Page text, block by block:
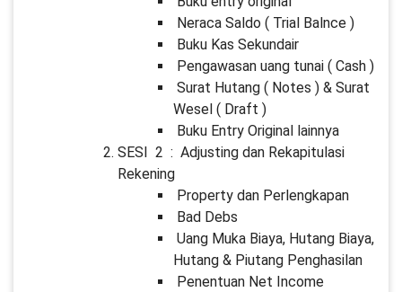
Neraca Saldo ( Trial Balnce )
Buku Kas Sekundair
Pengawasan uang tunai ( Cash )
Surat Hutang ( Notes ) & Surat
Wesel ( Draft )
Buku Entry Original lainnya
SESI 2 : Adjusting dan Rekapitulasi
Rekening
Property dan Perlengkapan
Bad Debs
Uang Muka Biaya, Hutang Biaya,
Hutang & Piutang Penghasilan
Penentuan Net Income